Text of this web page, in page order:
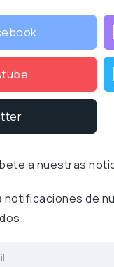
a nuestras
notificaciones de